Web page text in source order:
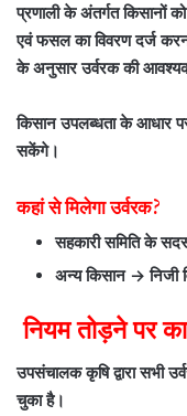
प्रणाली के अंतर्गत किसानों को
एवं फसल का विवरण दर्ज
के अनुसार उर्वरक की
किसान उपलब्धता के आधार
सकेंगे।
कहां से मिलेगा उर्वरक?
सहकारी समिति के
अन्य किसान → निजी
नियम तोड़ने पर
उपसंचालक कृषि द्वारा सभी
चुका है।